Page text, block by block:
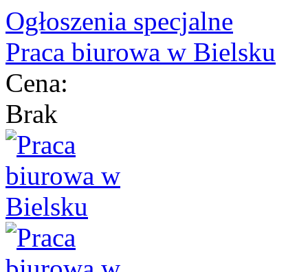
Ogłoszenia specjalne
Praca biurowa w Bielsku
Cena:
Brak